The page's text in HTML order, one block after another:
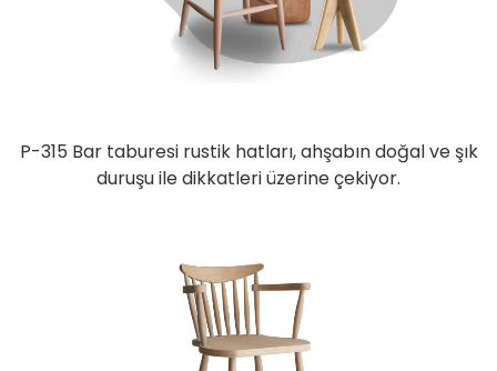
P-315 Bar taburesi rustik hatları, ahşabın doğal ve şık
duruşu ile dikkatleri üzerine çekiyor.